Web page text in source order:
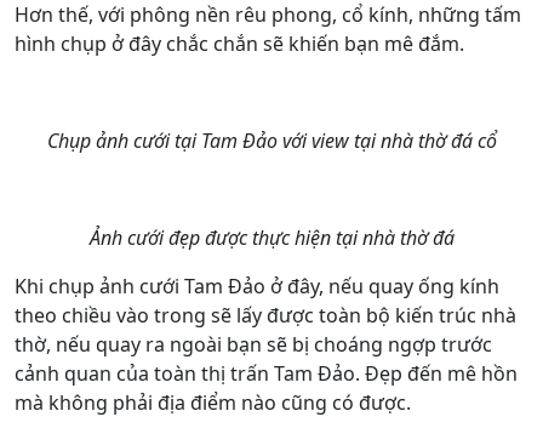
Hơn thế, với phông nền rêu phong, cổ kính, những tấm
hình chụp ở đây chắc chắn sẽ khiến bạn mê đắm.
Chụp ảnh cưới tại Tam Đảo với view tại nhà thờ đá cổ
Ảnh cưới đẹp được thực hiện tại nhà thờ đá
Khi chụp ảnh cưới Tam Đảo ở đây, nếu quay ống kính
theo chiều vào trong sẽ lấy được toàn bộ kiến trúc nhà
thờ, nếu quay ra ngoài bạn sẽ bị choáng ngợp trước
cảnh quan của toàn thị trấn Tam Đảo. Đẹp đến mê hồn
mà không phải địa điểm nào cũng có được.